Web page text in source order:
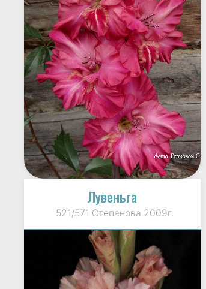
Лувеньга
521/571 Степанова 2009г.